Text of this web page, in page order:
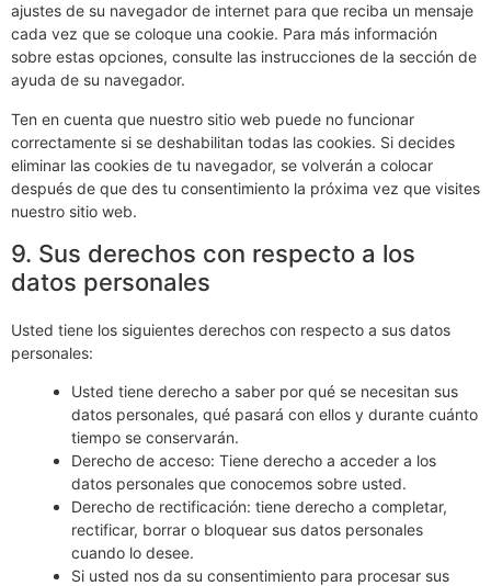
ajustes de su navegador de internet para que reciba un mensaje
cada vez que se coloque una cookie. Para más información
sobre estas opciones, consulte las instrucciones de la sección de
ayuda de su navegador.
Ten en cuenta que nuestro sitio web puede no funcionar
correctamente si se deshabilitan todas las cookies. Si decides
eliminar las cookies de tu navegador, se volverán a colocar
después de que des tu consentimiento la próxima vez que visites
nuestro sitio web.
9. Sus derechos con respecto a los
datos personales
Usted tiene los siguientes derechos con respecto a sus datos
personales:
Usted tiene derecho a saber por qué se necesitan sus
datos personales, qué pasará con ellos y durante cuánto
tiempo se conservarán.
Derecho de acceso: Tiene derecho a acceder a los
datos personales que conocemos sobre usted.
Derecho de rectificación: tiene derecho a completar,
rectificar, borrar o bloquear sus datos personales
cuando lo desee.
Si usted nos da su consentimiento para procesar sus